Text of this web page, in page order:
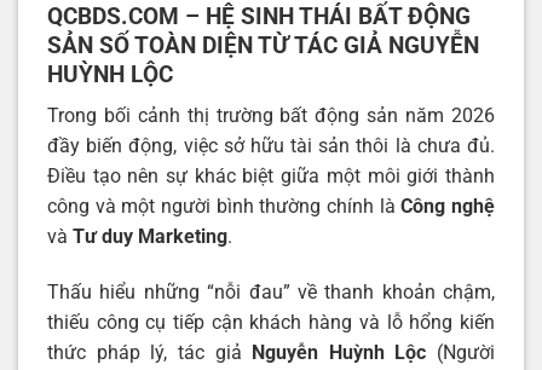
QCBDS.COM – HỆ SINH THÁI BẤT ĐỘNG
SẢN SỐ TOÀN DIỆN TỪ TÁC GIẢ NGUYỄN
HUỲNH LỘC
Trong bối cảnh thị trường bất động sản năm 2026
đầy biến động, việc sở hữu tài sản thôi là chưa đủ.
Điều tạo nên sự khác biệt giữa một môi giới thành
công và một người bình thường chính làCông nghệ
và Tư duy Marketing.
Thấu hiểu những “nỗi đau” về thanh khoản chậm,
thiếu công cụ tiếp cận khách hàng và lỗ hổng kiến
thức pháp lý, tác giả Nguyễn Huỳnh Lộc (Người